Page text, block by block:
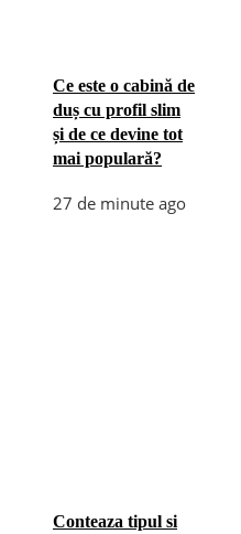
Ce este o cabină de
duș cu profil slim
și de ce devine tot
mai populară?
27 de minute ago
Conteaza tipul si